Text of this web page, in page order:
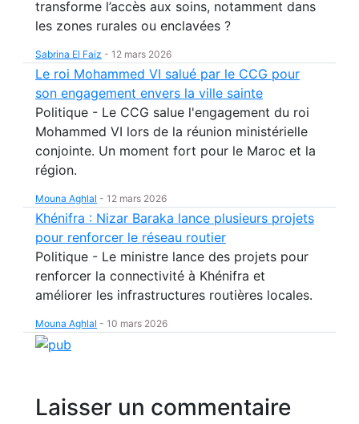
transforme l’accès aux soins, notamment dans
les zones rurales ou enclavées ?
Sabrina El Faiz - 12 mars 2026
Le roi Mohammed VI salué par le CCG pour
son engagement envers la ville sainte
Politique - Le CCG salue l'engagement du roi
Mohammed VI lors de la réunion ministérielle
conjointe. Un moment fort pour le Maroc et la
région.
Mouna Aghlal - 12 mars 2026
Khénifra : Nizar Baraka lance plusieurs projets
pour renforcer le réseau routier
Politique - Le ministre lance des projets pour
renforcer la connectivité à Khénifra et
améliorer les infrastructures routières locales.
Mouna Aghlal - 10 mars 2026
Laisser un commentaire